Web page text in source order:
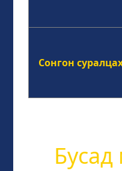
Сонгон
Бусад